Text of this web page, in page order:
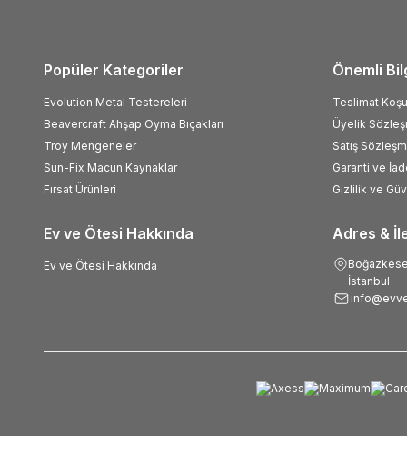
Adres &
İstanbul
Popüler Kategoriler
Evolution Metal Testereleri
Beavercraft Ahşap Oyma Bıçakları
Troy Mengeneler
Sun-Fix Macun Kaynaklar
Fırsat Ürünleri
Önemli
Teslimat
Üyelik
Satış
Garanti ve
Gizlilik ve
Ev ve Ötesi Hakkında
Ev ve Ötesi Hakkında